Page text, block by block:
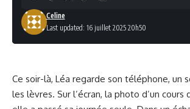
Last updated: 16 juillet 2025 20h50
Celine
Ce soir-là, Léa regarde son téléphone, un
les lèvres. Sur l’écran, la photo d’un cours